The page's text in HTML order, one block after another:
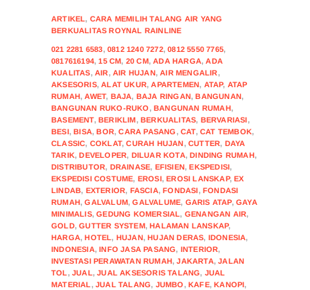
ARTIKEL, CARA MEMILIH TALANG AIR YANG
BERKUALITAS ROYNAL RAINLINE
021 2281 6583,0812 1240 7272,0812 5550 7765,
0817616194,15 CM, 20 CM,ADA HARGA,ADA
KUALITAS,AIR,AIR HUJAN,AIR MENGALIR,
AKSESORIS,ALAT UKUR,APARTEMEN, ATAP, ATAP
RUMAH,AWET, BAJA, BAJA RINGAN,BANGUNAN,
BANGUNAN RUKO-RUKO ,BANGUNAN RUMAH,
BASEMENT,BERIKLIM,BERKUALITAS, BERVARIASI,
BESI,BISA,BOR,CARA PASANG ,CAT,CAT TEMBOK,
CLASSIC, COKLAT,CURAH HUJAN,CUTTER, DAYA
TARIK,DEVELOPER, DILUAR KOTA,DINDING RUMAH,
DISTRIBUTOR, DRAINASE, EFISIEN,EKSPEDISI,
EKSPEDISI COSTUME, EROSI,EROSI LANSKAP,EX
LINDAB, EXTERIOR, FASCIA,FONDASI,FONDASI
RUMAH,GALVALUM,GALVALUME, GARIS ATAP,GAYA
MINIMALIS,GEDUNG KOMERSIAL, GENANGAN AIR,
GOLD,GUTTER SYSTEM,HALAMAN LANSKAP,
HARGA,HOTEL, HUJAN,HUJAN DERAS, IDONESIA,
INDONESIA,INFO JASA PASANG, INTERIOR,
INVESTASI PERAWATAN RUMAH,JAKARTA,JALAN
TOL ,JUAL,JUAL AKSESORIS TALANG, JUAL
MATERIAL ,JUAL TALANG, JUMBO ,KAFE,KANOPI,